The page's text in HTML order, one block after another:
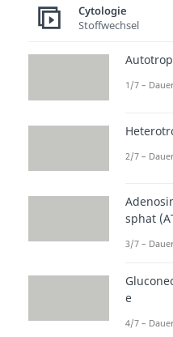
erfährst
Cytologie
Stoffwechsel
1/7 –
2/7 –
sphat
3/7 –
e
4/7 –